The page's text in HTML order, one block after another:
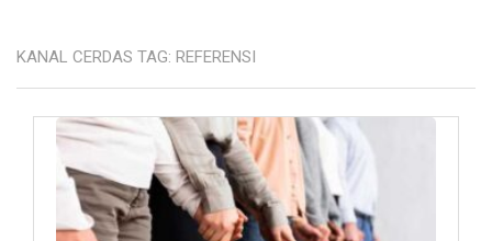
KANAL CERDAS TAG: REFERENSI